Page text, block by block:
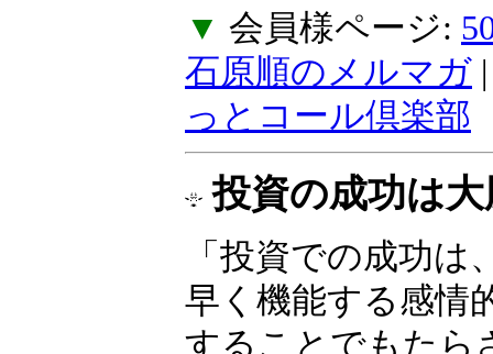
ご不便をおかけし
ん。
▼ 会員様ページ:
石原順のメルマガ
っとコール倶楽部
投資の成功は
る